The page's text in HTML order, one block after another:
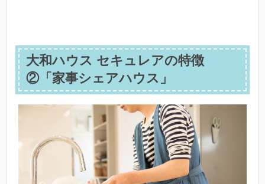
大和ハウス セキュレアの特徴
②「家事シェアハウス」